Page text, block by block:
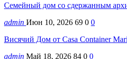
Семейный дом со сдержанным
admin Июн 10, 2026 69 0 0
Висячий Дом от Casa Container
admin Май 18, 2026 84 0 0